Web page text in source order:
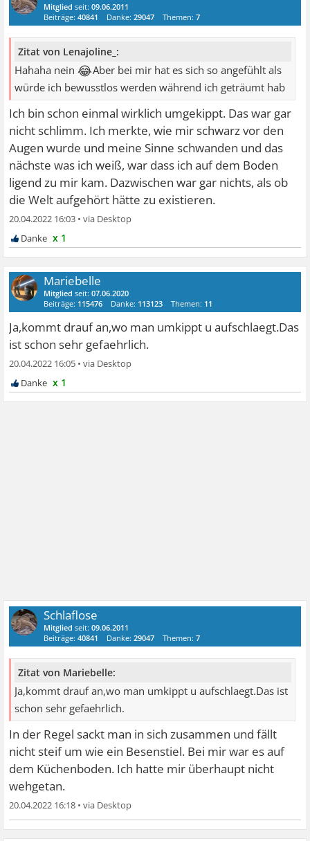
Mitglied seit:09.06.2011
Beiträge:40841 Danke:29047 Themen:7
Zitat von Lenajoline_:
Hahaha nein 😂Aber bei mir hat es sich so angefühlt als
würde ich bewusstlos werden während ich geträumt hab
Ich bin schon einmal wirklich umgekippt. Das war gar
nicht schlimm. Ich merkte, wie mir schwarz vor den
Augen wurde und meine Sinne schwanden und das
nächste was ich weiß, war dass ich auf dem Boden
ligend zu mir kam. Dazwischen war gar nichts, als ob
die Welt aufgehört hätte zu existieren.
20.04.2022 16:03 •
x 1
Mariebelle
Mitglied seit:07.06.2020
Beiträge: 115476 Danke: 113123 Themen: 11
Ja,kommt drauf an,wo man umkippt u aufschlaegt.Das
ist schon sehr gefaehrlich.
20.04.2022 16:05 •
x 1
Schlaflose
Mitglied seit:09.06.2011
Beiträge:40841 Danke:29047 Themen:7
Zitat von Mariebelle:
Ja,kommt drauf an,wo man umkippt u aufschlaegt.Das ist
schon sehr gefaehrlich.
In der Regel sackt man in sich zusammen und fällt
nicht steif um wie ein Besenstiel. Bei mir war es auf
dem Küchenboden. Ich hatte mir überhaupt nicht
wehgetan.
20.04.2022 16:18 •